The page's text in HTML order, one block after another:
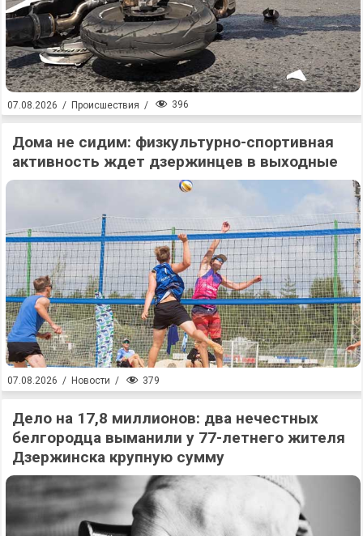
07.08.2026 / Происшествия / 396
Дома не сидим: физкультурно-спортивная
активность ждет дзержинцев в выходные
07.08.2026 / Новости / 379
Дело на 17,8 миллионов: два нечестных
белгородца выманили у 77-летнего жителя
Дзержинска крупную сумму